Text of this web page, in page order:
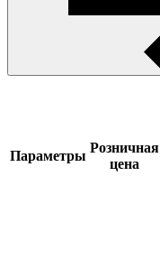
Параметры
Розничная
цена